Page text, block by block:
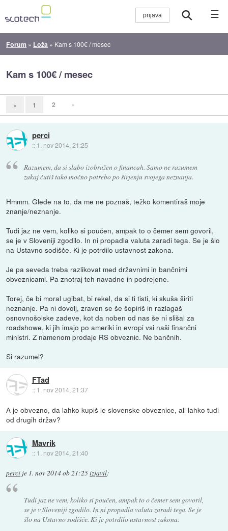
☰
Forum » Loža » Kam s 100€ / mesec
Kam s 100€ / mesec
« 1 2 »
perci
:: 1. nov 2014, 21:25
Razumem, da si slabo izobražen o financah. Samo ne razumem
zakaj čutiš tako močno potrebo po širjenju svojega neznanja.
Hmmm. Glede na to, da me ne poznaš, težko komentiraš moje
znanje/neznanje.
Tudi jaz ne vem, koliko si poučen, ampak to o čemer sem govoril,
se je v Sloveniji zgodilo. In ni propadla valuta zaradi tega. Se je šlo
na Ustavno sodišče. Ki je potrdilo ustavnost zakona.
Je pa seveda treba razlikovat med državnimi in bančnimi
obveznicami. Pa znotraj teh navadne in podrejene.
Torej, če bi moral ugibat, bi rekel, da si ti tisti, ki skuša širiti
neznanje. Pa ni dovolj, zraven se še šopiriš in razlagaš
osnovnošolske zadeve, kot da noben od nas še ni slišal za
roadshowe, ki jih imajo po ameriki in evropi vsi naši finančni
ministri. Z namenom prodaje RS obveznic. Ne bančnih.
Si razumel?
FTad
:: 1. nov 2014, 21:37
A je obvezno, da lahko kupiš le slovenske obveznice, ali lahko tudi
od drugih držav?
Mavrik
:: 1. nov 2014, 21:40
perci je 1. nov 2014 ob 21:25izjavil:
Tudi jaz ne vem, koliko si poučen, ampak to o čemer sem govoril,
se je v Sloveniji zgodilo. In ni propadla valuta zaradi tega. Se je
šlo na Ustavno sodišče. Ki je potrdilo ustavnost zakona.